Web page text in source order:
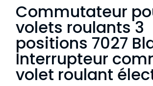
Commutateur
volets roulants 3
positions 7027
Interrupteur
volet roulant